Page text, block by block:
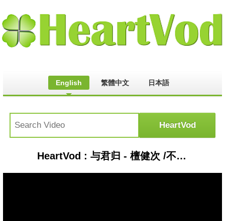
English 繁體中文 日本語
HeartVod : 与君归 - 檀健次 /不才【影视剧《很想很想你 Love Me, Love My Voice》情感主题曲】「相伴共朝夕 伶仃在山河天涯 霜白额前发 放眼望人间何以为家」【動態拼音歌詞】♪